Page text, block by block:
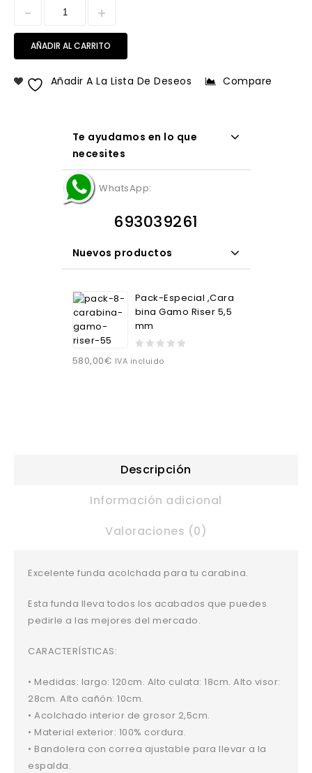
AÑADIR AL CARRITO
Añadir A La Lista De Deseos Compare
Te ayudamos en lo que
necesites
WhatsApp:
693039261
Nuevos productos
Pack-Especial ,Cara
bina Gamo Riser 5,5
mm
580,00€ IVA incluido
Descripción
Información adicional
Valoraciones (0)
Excelente funda acolchada para tu carabina.
Esta funda lleva todos los acabados que puedes
pedirle a las mejores del mercado.
CARACTERÍSTICAS:
• Medidas: largo: 120cm. Alto culata: 18cm. Alto visor:
28cm. Alto cañón: 10cm.
• Acolchado interior de grosor 2,5cm.
• Material exterior: 100% cordura.
• Bandolera con correa ajustable para llevar a la
espalda.